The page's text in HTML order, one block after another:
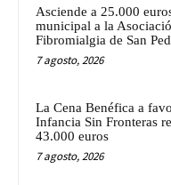
Asciende a 25.000
municipal a la
Fibromialgia de San
7 agosto, 2026
La Cena Benéfica a
Infancia Sin Fronteras
43.000 euros
7 agosto, 2026